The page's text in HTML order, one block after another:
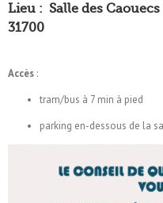
Lieu : Salle des Caouecs
31700
Accès :
tram/bus à 7 min à pied
parking en-dessous de la